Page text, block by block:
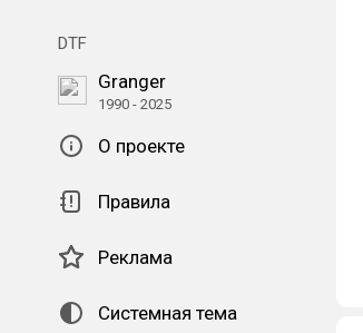
DTF
Granger
1990 - 2025
О проекте
Правила
Реклама
Системная тема